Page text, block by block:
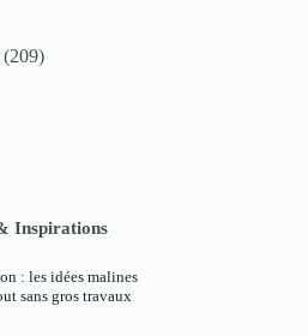
(209)
Inspirations
: les idées malines
sans gros travaux